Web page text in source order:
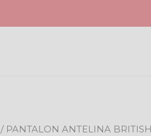
/ PANTALON ANTELINA BRITISH